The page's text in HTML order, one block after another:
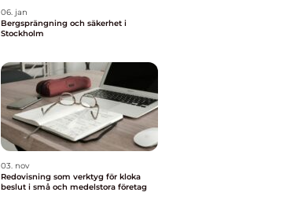
06. jan
Bergsprängning och säkerhet i
Stockholm
03. nov
Redovisning som verktyg för kloka
beslut i små och medelstora företag